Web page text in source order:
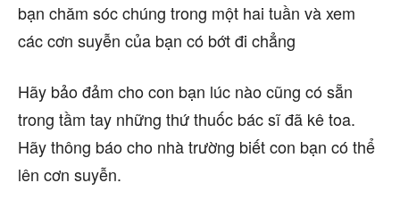
bạn chăm sóc chúng trong một hai tuần và xem
các cơn suyễn của bạn có bớt đi chẳng
Hãy bảo đảm cho con bạn lúc nào cũng có sẵn
trong tầm tay những thứ thuốc bác sĩ đã kê toa.
Hãy thông báo cho nhà trường biết con bạn có thể
lên cơn suyễn.